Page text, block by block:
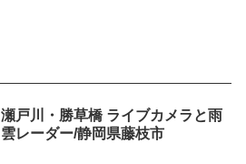
瀬戸川・勝草橋 ライブカメラと雨
雲レーダー/静岡県藤枝市